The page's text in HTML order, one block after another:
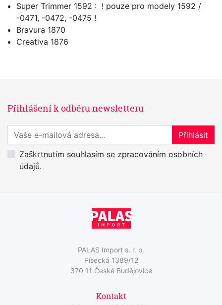
Super Trimmer 1592 : ! pouze pro modely 1592 /
-0471, -0472, -0475 !
Bravura 1870
Creativa 1876
Přihlášení k odběru newsletteru
Přihlaste se k odběru novinek
Přihlásit
Zaškrtnutím souhlasím se zpracováním osobních
údajů.
PALAS Import s. r. o.
Písecká 1389/12
370 11 České Budějovice
Kontakt